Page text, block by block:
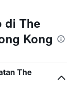
di The
Kong
The